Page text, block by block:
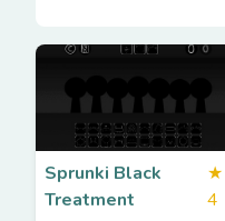
Sprunki Black
Treatment
★
4